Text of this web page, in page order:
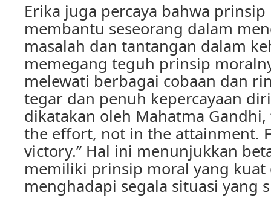
Erika juga percaya bahwa
membantu seseorang dalam
masalah dan tantangan dalam
memegang teguh prinsip
melewati berbagai cobaan dan
tegar dan penuh kepercayaan
dikatakan oleh Mahatma Gandhi,
the effort, not in the attainment.
victory.” Hal ini menunjukkan
memiliki prinsip moral yang kuat
menghadapi segala situasi yang